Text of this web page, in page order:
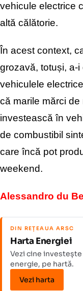
vehicule electrice
altă călătorie.
În acest context,
grozavă, totuși, a-
vehiculele
că marile mărci
investească în
de combustibil
care încă pot
weekend.
Alessandro du
DIN REȚEAUA ARSC
Harta Energiei
Vezi cine
energie, pe hartă.
Vezi harta